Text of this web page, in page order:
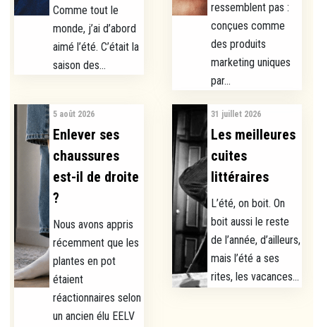
Comme tout le
monde, j’ai d’abord
aimé l’été. C’était la
saison des...
ressemblent pas :
conçues comme
des produits
marketing uniques
par...
5 août 2026
Enlever ses
chaussures
est-il de droite
?
Nous avons appris
récemment que les
plantes en pot
étaient
réactionnaires selon
un ancien élu EELV
31 juillet 2026
Les meilleures
cuites
littéraires
L’été, on boit. On
boit aussi le reste
de l’année, d’ailleurs,
mais l’été a ses
rites, les vacances...